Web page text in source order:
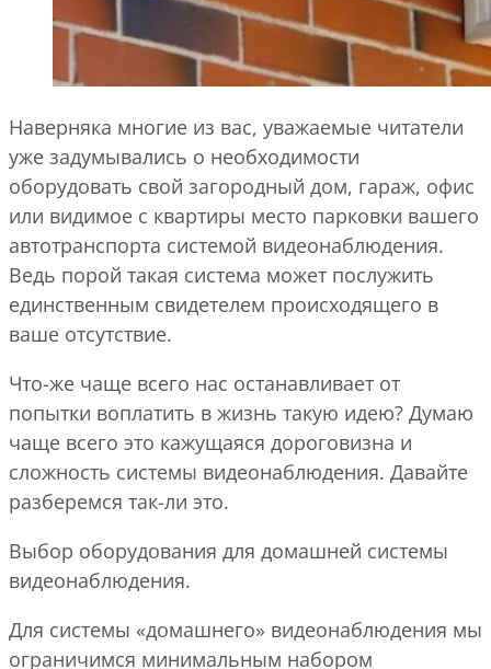
Наверняка многие из вас, уважаемые читатели
уже задумывались о необходимости
оборудовать свой загородный дом, гараж, офис
или видимое с квартиры место парковки вашего
автотранспорта системой видеонаблюдения.
Ведь порой такая система может послужить
единственным свидетелем происходящего в
ваше отсутствие.
Что-же чаще всего нас останавливает от
попытки воплатить в жизнь такую идею? Думаю
чаще всего это кажущаяся дороговизна и
сложность системы видеонаблюдения. Давайте
разберемся так-ли это.
Выбор оборудования для домашней системы
видеонаблюдения.
Для системы «домашнего» видеонаблюдения мы
ограничимся минимальным набором